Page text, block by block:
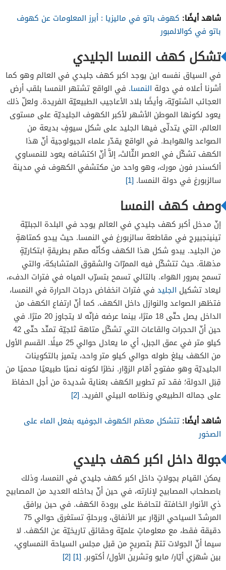
شاهد أيضًا: كهوف باتو في ماليزيا : أبرز المعلومات عن كهوف
باتو في كوالالمبور
تشكل كهف النمسا الجليدي
في السياق نفسه اين يوجد اكبر كهف جليدي في العالم وهو كما
أشرنا أعلاه في دولة النمسا. في الواقع تشتهر النمسا بلقب أرض
العجائب الشتويّة، وأيضًا بلاد الأعاجيب الطبيعيّة الفريدة. ولعلّ ذلك
يعود لكونها الموطن الأشهر لأكبر الكهوف الجليديّة على مستوى
العالم، التي يتدلّى فيها الجليد على شكل سيوفٍ بديعة من
الصواعد والهوابط. في الواقع يقدّر علماء الجيولوجية أنّ هذا
الكهف تشكّل في العصر الثّالث، إلاَّ أنّ اكتشافه يعود للنمساوي
ألكسندر فون مورك، وهو واحد من مكتشفي الكهوف في مدينة
سالزبورغ في دولة النمسا. [1]
وصف كهف النمسا
إنّ مدخل أكبر كهف جليدي في العالم يوجد في البلدة الجبليّة
تينينجبيرج في مقاطعة سالزبورغ في النمسا. حيث يبدو كمتاهةٍ
من الجليد. يبدو شكل هذا الكهف وكأنّه صمّم بطريقةٍ ابتكاريّةٍ
مذهلة. حيث تتشكّل فيه الممرّات والشقوق المتشابكة، والتي
تسمح بمرور الهواء. بالتالي تسمح بتسرّب المياه في فترات الدفء،
ليعاد تشكيل الجليد في فترات انخفاض درجات الحرارة في النمسا،
فتظهر الصواعد والنوازل داخل الكهف. كما أنّ ارتفاع الكهف من
الداخل يصل حتّى 18 مترًا، بينما عرضه فإنّه لا يتجاوز 20 مترًا. في
حين أنّ الحجرات والقاعات التي تشكّل متاهة ثلجيّة تمتّد حتّى 42
كيلو متر في عمق الجبل، أي ما يعادل حوالي 25 ميلًا. القسم الأول
من الكهف يبلغ طوله حوالي كيلو متر واحد، يتميز بالتكوينات
الجليديّة وهو مفتوح أمّام الزوّار. نظرًا لكونه نصبًا طبيعيًا محميًا من
قِبَل الدولة؛ فقد تم تطوير الكهف بعناية شديدة من أجل الحفاظ
على جماله الطبيعي ونظامه البيئي الفريد. [2]
شاهد أيضًا: تتشكل معظم الكهوف الجوفيه بفعل الماء على
الصخور
جولة داخل اكبر كهف جليدي
يمكن القيام بجولاتٍ داخل اكبر كهف جليدي في النمسا، وذلك
باصطحاب المصابيح لإنارته، في حين أنّ بداخله العديد من المصابيح
ذي الأنوار الخافتة لتحافظ على برودة الكهف. في حين يرافق
المرشدّ السياحي الزوّار عبر الأنفاق، وبرحلةٍ تستغرق حوالي 75
دقيقة فقط، مع معلوماتٍ علميّة وحقائق تاريخيّة عن الكهف. لا
سيما أنّ الجولات تتمّ بتصريحٍ من قبل مجلس السياحة النمساوي،
بين شهرَي أيّار/ مايو وتشرين الأول/ أكتوبر. [1]
[2]